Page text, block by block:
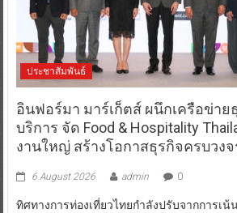
ประชาสัมพันธ์
อินฟอร์มา มาร์เก็ตส์ ผนึกเครือข่าย
บริการ จัด Food & Hospitality
งานใหญ่ สร้างโอกาสธุรกิจครบวงจ
6 August 2026 admin 0
ทิศทางการท่องเที่ยวไทยกำลังปรับจากการเน้